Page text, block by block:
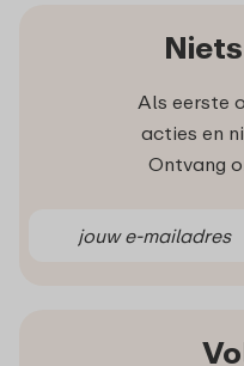
Als eerste
acties en
Ontvang